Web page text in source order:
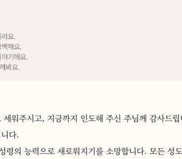
요.
해요.
기해요.
봐요.
워주시고, 지금까지 인도해 주신 주님께 감사드
다.
령의 능력으로 새로워지기를 소망합니다. 모든 성